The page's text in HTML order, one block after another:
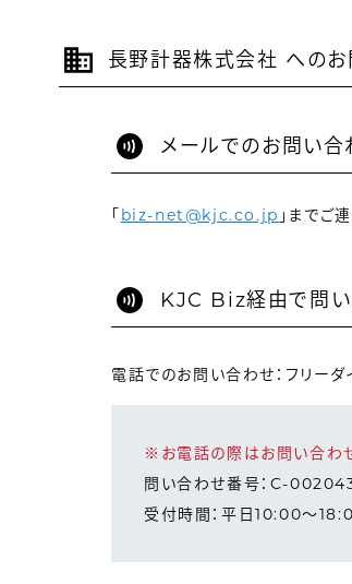
長野計器株式会社 へのお
メールでのお問い合
「biz-net@kjc.co.jp 」までご
KJC Biz経由で問い
電話でのお問い合わせ：フリーダ
※お電話の際はお問い合わ
問い合わせ番号：C-
受付時間：平日10:00～